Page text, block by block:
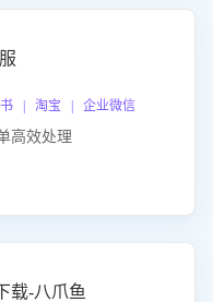
| 淘宝 | 企业微信
高效处理
载-八爪鱼